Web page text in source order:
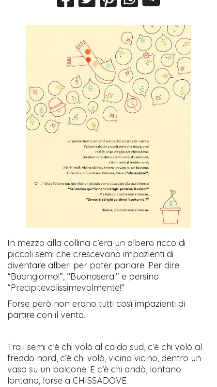
In mezzo alla collina c’era un albero ricco di
piccoli semi che crescevano impazienti di
diventare alberi per poter parlare. Per dire
“Buongiorno!”, “Buonasera!” e persino
“Precipitevolissimevolmente!”
Forse però non erano tutti così impazienti di
partire con il vento.
Tra i semi c’è chi volò al caldo sud, c’è chi volò al
freddo nord, c’è chi volò, vicino vicino, dentro un
vaso su un balcone. E c’è chi andò, lontano
lontano, forse a CHISSADOVE.